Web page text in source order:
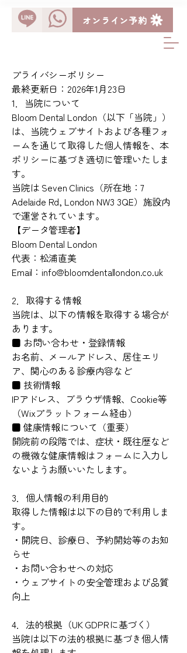
WhatsApp予約
オンライン予約
プライバシーポリシー
最終更新日：2026年1月23日
1．当院について
Bloom Dental London（以下「当院」）
は、当院ウェブサイトおよび各種フォ
ームを通じて取得した個人情報を、本
ポリシーに基づき適切に管理いたしま
す。
当院は Seven Clinics（所在地：7
Adelaide Rd, London NW3 3QE）施設内
で運営されています。
【データ管理者】
Bloom Dental London
代表：松浦直美
Email：info@bloomdentallondon.co.uk
2．取得する情報
当院は、以下の情報を取得する場合が
あります。
■ お問い合わせ・登録情報
お名前、メールアドレス、居住エリ
ア、関心のある診療内容など
■ 技術情報
IPアドレス、ブラウザ情報、Cookie等
（Wixプラットフォーム経由）
■ 健康情報について（重要）
開院前の段階では、症状・既往歴など
の機微な健康情報はフォームに入力し
ないようお願いいたします。
3．個人情報の利用目的
取得した情報は以下の目的で利用しま
す。
・開院日、診療日、予約開始等のお知
らせ
・お問い合わせへの対応
・ウェブサイトの安全管理および品質
向上
4．法的根拠（UK GDPRに基づく）
当院は以下の法的根拠に基づき個人情